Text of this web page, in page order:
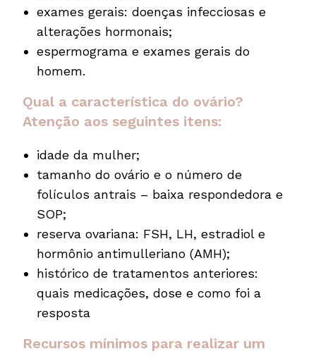
exames gerais: doenças infecciosas e
alterações hormonais;
espermograma e exames gerais do
homem.
Qual a característica do ovário?
Atenção aos seguintes itens:
idade da mulher;
tamanho do ovário e o número de
folículos antrais – baixa respondedora e
SOP;
reserva ovariana: FSH, LH, estradiol e
hormônio antimulleriano (AMH);
histórico de tratamentos anteriores:
quais medicações, dose e como foi a
resposta
Recursos mínimos para realizar um